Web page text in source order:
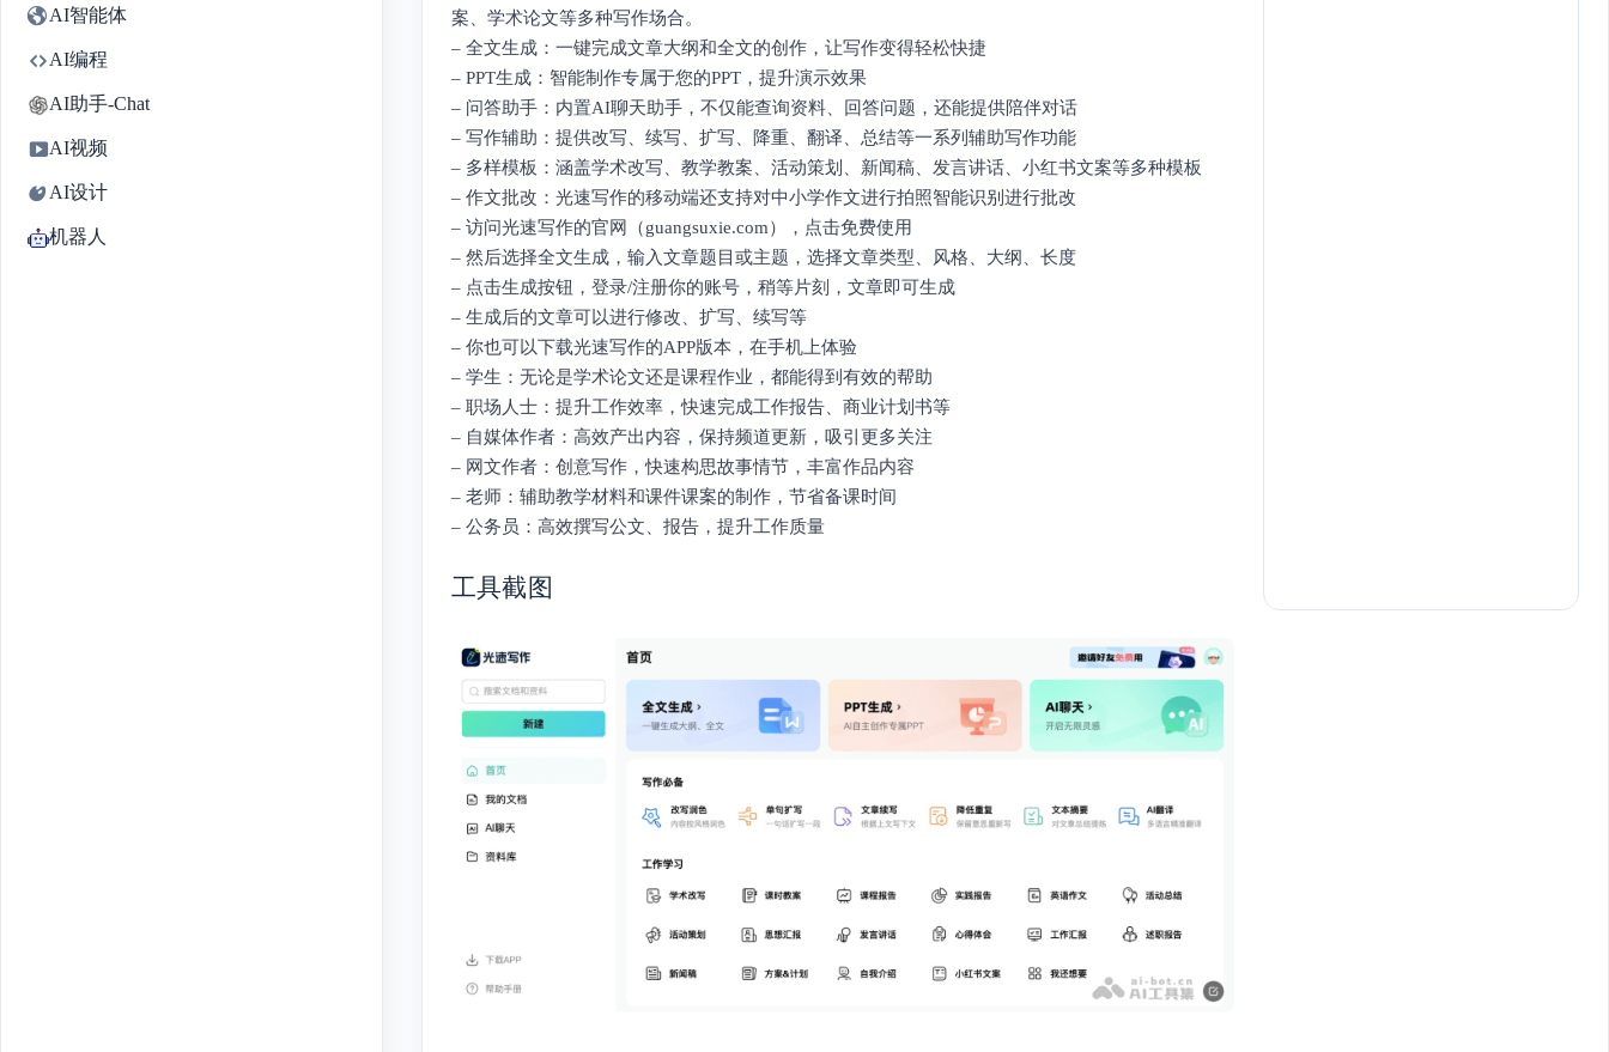
AI智能体
AI编程
AI助手-Chat
AI视频
AI设计
机器人
案、学术论文等多种写作场合。
– 全文生成：一键完成文章大纲和全文的创作，让写作变得轻松快捷
– PPT生成：智能制作专属于您的PPT，提升演示效果
– 问答助手：内置AI聊天助手，不仅能查询资料、回答问题，还能提供陪伴对话
– 写作辅助：提供改写、续写、扩写、降重、翻译、总结等一系列辅助写作功能
– 多样模板：涵盖学术改写、教学教案、活动策划、新闻稿、发言讲话、小红书文案等多种模板
– 作文批改：光速写作的移动端还支持对中小学作文进行拍照智能识别进行批改
– 访问光速写作的官网（guangsuxie.com），点击免费使用
– 然后选择全文生成，输入文章题目或主题，选择文章类型、风格、大纲、长度
– 点击生成按钮，登录/注册你的账号，稍等片刻，文章即可生成
– 生成后的文章可以进行修改、扩写、续写等
– 你也可以下载光速写作的APP版本，在手机上体验
– 学生：无论是学术论文还是课程作业，都能得到有效的帮助
– 职场人士：提升工作效率，快速完成工作报告、商业计划书等
– 自媒体作者：高效产出内容，保持频道更新，吸引更多关注
– 网文作者：创意写作，快速构思故事情节，丰富作品内容
– 老师：辅助教学材料和课件课案的制作，节省备课时间
– 公务员：高效撰写公文、报告，提升工作质量
工具截图